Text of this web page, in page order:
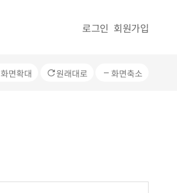
로그인 회원가입
화면확대 원래대로 화면축소